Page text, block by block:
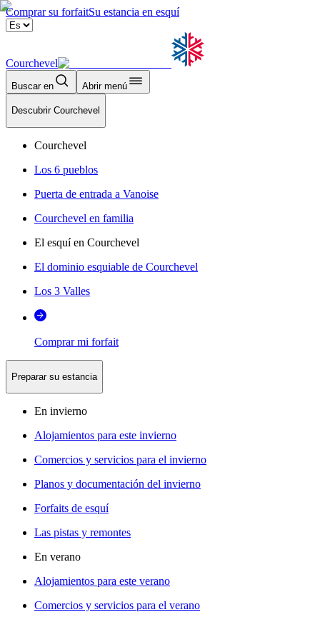
Comprar su forfaitSu estancia en esquí
Courchevel
Buscar en Abrir menú
Descubrir Courchevel
Courchevel
Los 6 pueblos
Puerta de entrada a Vanoise
Courchevel en familia
El esquí en Courchevel
El dominio esquiable de Courchevel
Los 3 Valles
Comprar mi forfait
Preparar su estancia
En invierno
Alojamientos para este invierno
Comercios y servicios para el invierno
Planos y documentación del invierno
Forfaits de esquí
Las pistas y remontes
En verano
Alojamientos para este verano
Comercios y servicios para el verano